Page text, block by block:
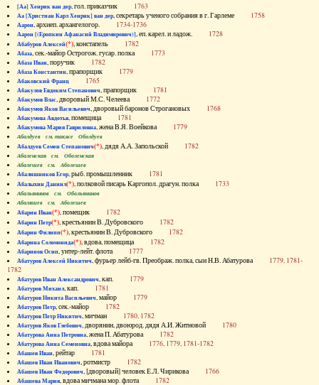
[Аа] Хенрик ван дер, гол. приказчик 1763
Аа [Христиан Карл Хенрик] ван дер, секретарь ученого собрания в г. Гарлеме 1758
Аарон, архиеп. архангелогор. 1734-1736
Аарон [(Еропкин Афанасий Владимирович)], еп. карел. и ладож. 1728
Абабуров Алексей(*), констапель 1782
Абаза, сек.-майор Острогож. гусар. полка 1773
Абаза Иван, поручик 1782
Абаза Константин, прапорщик 1779
Абаковский Франц 1765
Абакулов Евдоким Степанович, прапорщик 1781
Абакумов Влас, дворовый М.С. Челеева 1772
Абакумов Яков Васильевич, дворовый баронов Строгановых 1768
Абакумова Авдотья, помещица 1781
Абакумова Мария Гавриловна, жена В.Я. Воейкова 1779
Абалдуев см. также Оболдуев
Абалдуев Семен Степанович(*), дядя А.А. Запольской 1782
Абаленская см. Оболенская
Абалешев см. Аболешев
Абалишников Егор, рыб. промышленник 1781
Абалыхин Даниил(*), полковой писарь Каргопол. драгун. полка 1733
Абальянинов см. Обольянинов
Абаляшев см. Аболешев
Абарин Иван(*), помещик 1782
Абарин Петр(*), крестьянин В. Дубровского 1782
Абарин Филипп(*), крестьянин В. Дубровского 1782
Абарина Соломонида(*), вдова, помещица 1782
Абаринов Осип, унтер-лейт. флота 1777
Абатуров Алексей Никитич, фурьер лейб-гв. Преображ. полка, сын Н.В. Абатурова 1779, 1781-
1782
Абатуров Иван Александрович, кап. 1779
Абатуров Михаил, кап. 1781
Абатуров Никита Васильевич, майор 1779
Абатуров Петр, сек.-майор 1782
Абатуров Петр Никитич, мичман 1780, 1782
Абатуров Яков Глебович, дворянин, двоюрод. дядя А.И. Житновой 1780
Абатурова Анна Петровна, жена П. Абатурова 1782
Абатурова Анна Семеновна, вдова майора 1776, 1779, 1781-1782
Абашев Иван, рейтар 1781
Абашев Иван Иванович, ротмистр 1782
Абашев Иван Федорович, [дворовый] человек Е.Л. Чирикова 1766
Абашева Мария, вдова мичмана мор. флота 1782